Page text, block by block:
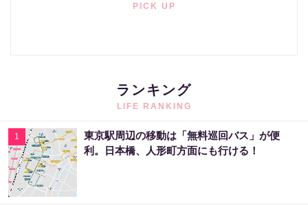
PICK UP
ランキング
LIFE RANKING
1
東京駅周辺の移動は「無料巡回バス」が便
利。日本橋、人形町方面にも行ける！